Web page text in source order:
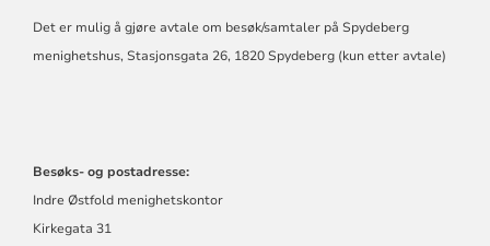
Det er mulig å gjøre avtale om besøk/samtaler på Spydeberg
menighetshus, Stasjonsgata 26, 1820 Spydeberg (kun etter avtale)
Besøks- og postadresse:
Indre Østfold menighetskontor
Kirkegata 31